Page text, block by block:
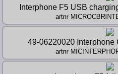
Interphone F5 USB
artnr
49-06220020 Interphone
artnr